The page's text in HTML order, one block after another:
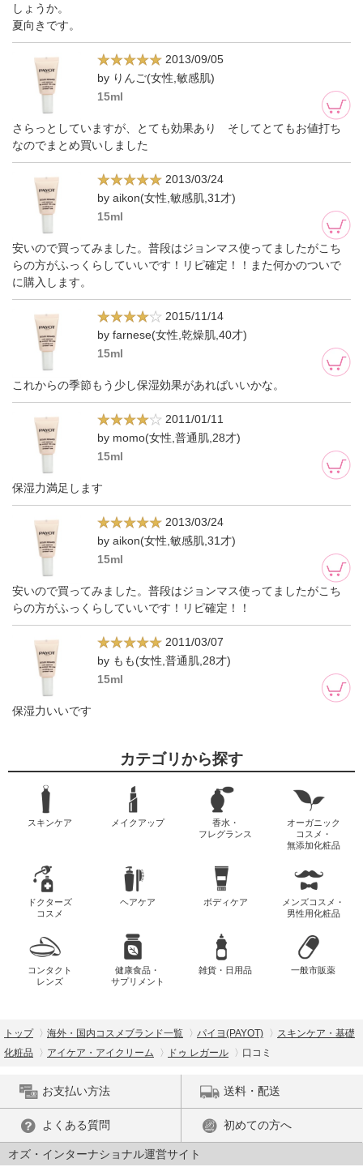
しょうか。
夏向きです。
2013/09/05
by りんご(女性,敏感肌)
15ml
さらっとしていますが、とても効果あり そしてとてもお値打ち
なのでまとめ買いしました
2013/03/24
by aikon(女性,敏感肌,31才)
15ml
安いので買ってみました。普段はジョンマス使ってましたがこち
らの方がふっくらしていいです！リピ確定！！また何かのついで
に購入します。
2015/11/14
by farnese(女性,乾燥肌,40才)
15ml
これからの季節もう少し保湿効果があればいいかな。
2011/01/11
by momo(女性,普通肌,28才)
15ml
保湿力満足します
2013/03/24
by aikon(女性,敏感肌,31才)
15ml
安いので買ってみました。普段はジョンマス使ってましたがこち
らの方がふっくらしていいです！リピ確定！！
2011/03/07
by もも(女性,普通肌,28才)
15ml
保湿力いいです
カテゴリから探す
スキンケア メイクアップ
香水・
フレグランス
オーガニック
コスメ・
無添加化粧品
ドクターズ
コスメ
ヘアケア ボディケア
メンズコスメ・
男性用化粧品
コンタクト
レンズ
健康食品・
サプリメント
雑貨・日用品 一般市販薬
トップ 海外・国内コスメブランド一覧 パイヨ(PAYOT)
スキンケア・基礎
化粧品
アイケア・アイクリーム ドゥ レガール 口コミ
お支払い方法 送料・配送
よくある質問 初めての方へ
オズ・インターナショナル運営サイト